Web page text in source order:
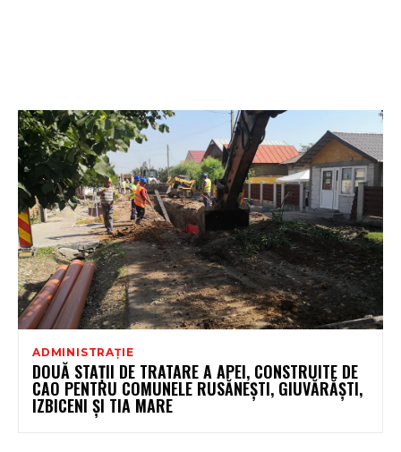
ADMINISTRAȚIE
DOUĂ STAȚII DE TRATARE A APEI, CONSTRUITE DE
CAO PENTRU COMUNELE RUSĂNEȘTI, GIUVĂRĂȘTI,
IZBICENI ȘI TIA MARE